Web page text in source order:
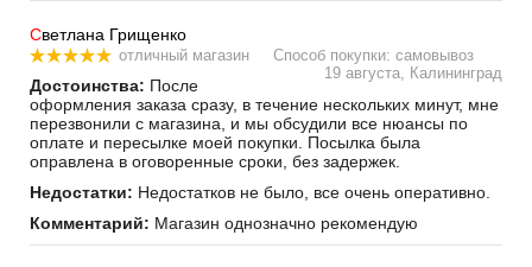
Светлана Грищенко
отличный магазин
Способ покупки: самовывоз
19 августа, Калининград
Достоинства: После
оформления заказа сразу, в течение нескольких минут, мне
перезвонили с магазина, и мы обсудили все нюансы по
оплате и пересылке моей покупки. Посылка была
оправлена в оговоренные сроки, без задержек.
Недостатки: Недостатков не было, все очень оперативно.
Комментарий: Магазин однозначно рекомендую